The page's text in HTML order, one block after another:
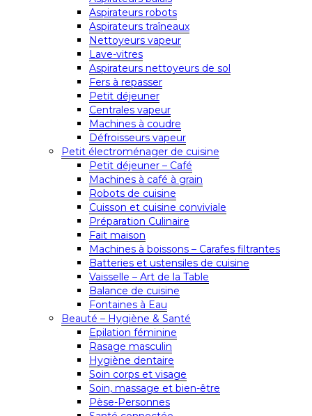
Aspirateurs robots
Aspirateurs traîneaux
Nettoyeurs vapeur
Lave-vitres
Aspirateurs nettoyeurs de sol
Fers à repasser
Petit déjeuner
Centrales vapeur
Machines à coudre
Défroisseurs vapeur
Petit électroménager de cuisine
Petit déjeuner – Café
Machines à café à grain
Robots de cuisine
Cuisson et cuisine conviviale
Préparation Culinaire
Fait maison
Machines à boissons – Carafes filtrantes
Batteries et ustensiles de cuisine
Vaisselle – Art de la Table
Balance de cuisine
Fontaines à Eau
Beauté – Hygiène & Santé
Epilation féminine
Rasage masculin
Hygiène dentaire
Soin corps et visage
Soin, massage et bien-être
Pèse-Personnes